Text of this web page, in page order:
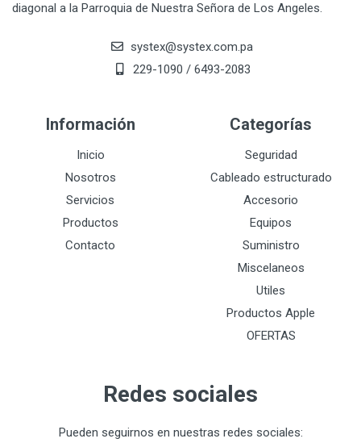
diagonal a la Parroquia de Nuestra Señora de Los Angeles.
systex@systex.com.pa
229-1090 / 6493-2083
Información
Inicio
Nosotros
Servicios
Productos
Contacto
Categorías
Seguridad
Cableado estructurado
Accesorio
Equipos
Suministro
Miscelaneos
Utiles
Productos Apple
OFERTAS
Redes sociales
Pueden seguirnos en nuestras redes sociales: